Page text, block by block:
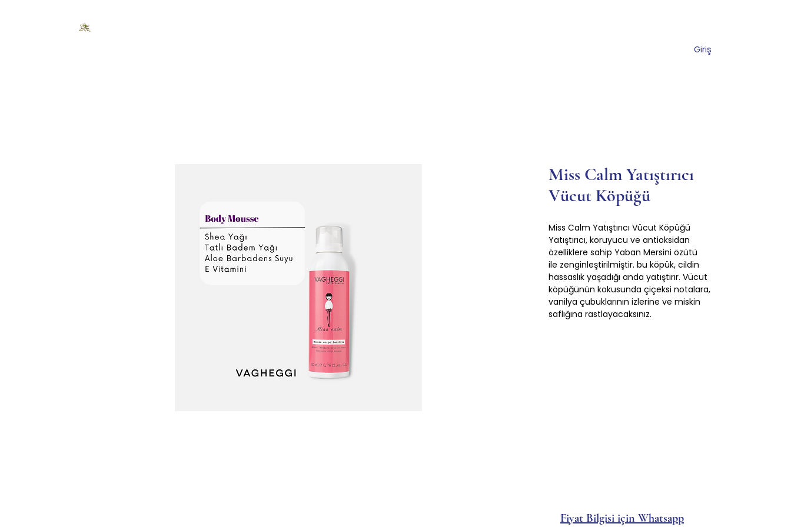
Giriş
Miss Calm Yatıştırıcı
Vücut Köpüğü
Miss Calm Yatıştırıcı Vücut Köpüğü
Yatıştırıcı, koruyucu ve antioksidan
özelliklere sahip Yaban Mersini özütü
ile zenginleştirilmiştir. bu köpük, cildin
hassaslık yaşadığı anda yatıştırır. Vücut
köpüğünün kokusunda çiçeksi notalara,
vanilya çubuklarının izlerine ve miskin
saflığına rastlayacaksınız.
Fiyat Bilgisi için Whatsapp